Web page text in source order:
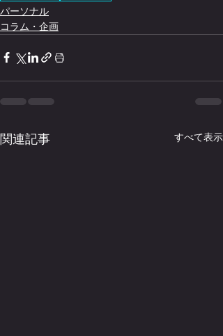
パーソナル
コラム・企画
関連記事 すべて表示